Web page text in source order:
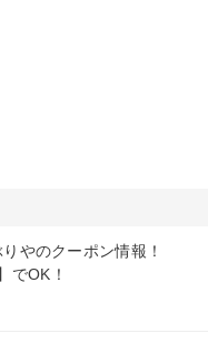
やのクーポン情報！
でOK！